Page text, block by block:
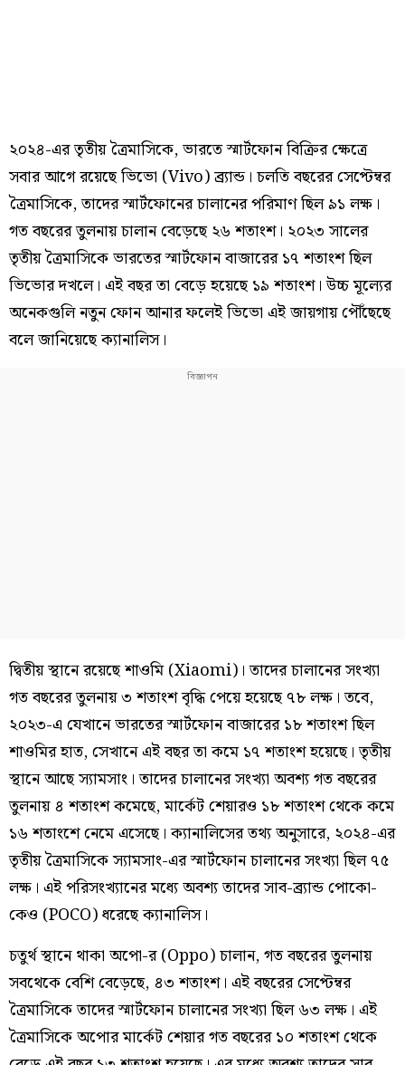
২০২৪-এর তৃতীয় ত্রৈমাসিকে, ভারতে স্মার্টফোন বিক্রির ক্ষেত্রে
সবার আগে রয়েছে ভিভো (Vivo) ব্র্যান্ড। চলতি বছরের সেপ্টেম্বর
ত্রৈমাসিকে, তাদের স্মার্টফোনের চালানের পরিমাণ ছিল ৯১ লক্ষ।
গত বছরের তুলনায় চালান বেড়েছে ২৬ শতাংশ। ২০২৩ সালের
তৃতীয় ত্রৈমাসিকে ভারতের স্মার্টফোন বাজারের ১৭ শতাংশ ছিল
ভিভোর দখলে। এই বছর তা বেড়ে হয়েছে ১৯ শতাংশ। উচ্চ মূল্যের
অনেকগুলি নতুন ফোন আনার ফলেই ভিভো এই জায়গায় পৌঁছেছে
বলে জানিয়েছে ক্যানালিস।
দ্বিতীয় স্থানে রয়েছে শাওমি (Xiaomi)। তাদের চালানের সংখ্যা
গত বছরের তুলনায় ৩ শতাংশ বৃদ্ধি পেয়ে হয়েছে ৭৮ লক্ষ। তবে,
২০২৩-এ যেখানে ভারতের স্মার্টফোন বাজারের ১৮ শতাংশ ছিল
শাওমির হাত, সেখানে এই বছর তা কমে ১৭ শতাংশ হয়েছে। তৃতীয়
স্থানে আছে স্যামসাং। তাদের চালানের সংখ্যা অবশ্য গত বছরের
তুলনায় ৪ শতাংশ কমেছে, মার্কেট শেয়ারও ১৮ শতাংশ থেকে কমে
১৬ শতাংশে নেমে এসেছে। ক্যানালিসের তথ্য অনুসারে, ২০২৪-এর
তৃতীয় ত্রৈমাসিকে স্যামসাং-এর স্মার্টফোন চালানের সংখ্যা ছিল ৭৫
লক্ষ। এই পরিসংখ্যানের মধ্যে অবশ্য তাদের সাব-ব্র্যান্ড পোকো-
কেও (POCO) ধরেছে ক্যানালিস।
চতুর্থ স্থানে থাকা অপো-র (Oppo) চালান, গত বছরের তুলনায়
সবথেকে বেশি বেড়েছে, ৪৩ শতাংশ। এই বছরের সেপ্টেম্বর
ত্রৈমাসিকে তাদের স্মার্টফোন চালানের সংখ্যা ছিল ৬৩ লক্ষ। এই
ত্রৈমাসিকে অপোর মার্কেট শেয়ার গত বছরের ১০ শতাংশ থেকে